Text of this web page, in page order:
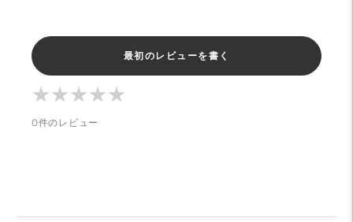
最初のレビューを書く
★★★★★
★★★★★
0件のレビュー